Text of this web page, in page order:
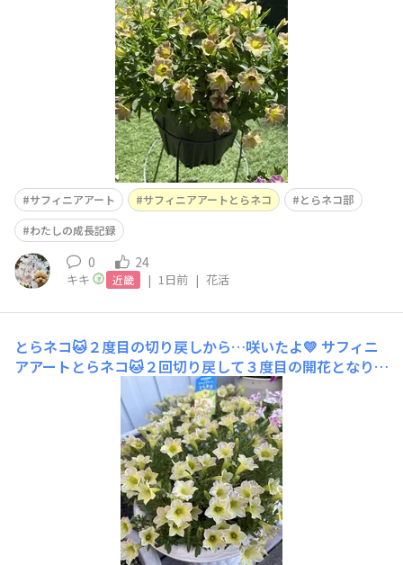
サフィニアアート サフィニアアートとらネコ
とらネコ部
わたしの成長記録
0 24
キキ 近畿 | 1日前 | 花活
とらネコ🐱２度目の切り戻しから…咲いたよ💛 サフィニ
アアートとらネコ🐱２回切り戻して３度目の開花となり
ました🙌２度目までは茎も太くお花も大きかったのですが
3度目は茎が細くお花の色も薄くて小さいです。花殻摘ん
だりして様子みましたがこれ以上咲かないみたい…もっと
密に咲いてほしかったけどこの猛暑の中咲いてくれただけ
でもいいよね？咲いてくれてありがと